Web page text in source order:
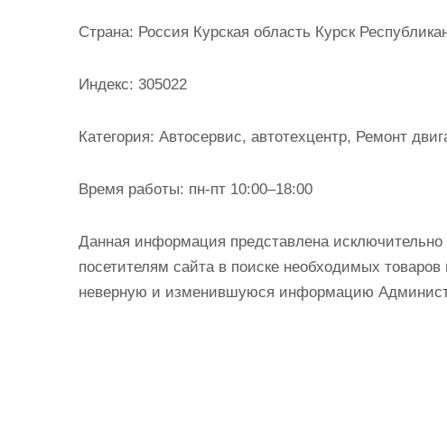
Страна: Россия Курская область Курск
Индекс: 305022
Категория: Автосервис, автотехцентр, Ремонт
Время работы: пн-пт 10:00–18:00
Данная информация представлена
посетителям сайта в поиске необходимых
неверную и изменившуюся информацию